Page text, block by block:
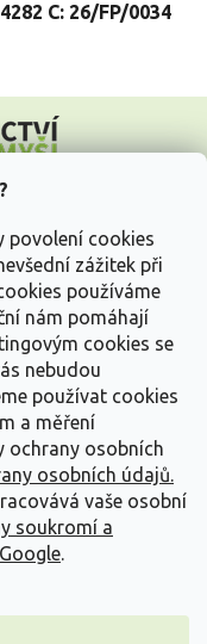
povolení cookies
zážitek při
používáme
nám pomáhají
cookies se
nebudou
používat cookies
a měření
ochrany osobních
osobních údajů.
vaše osobní
soukromí a
.
C: 26/FP/0034